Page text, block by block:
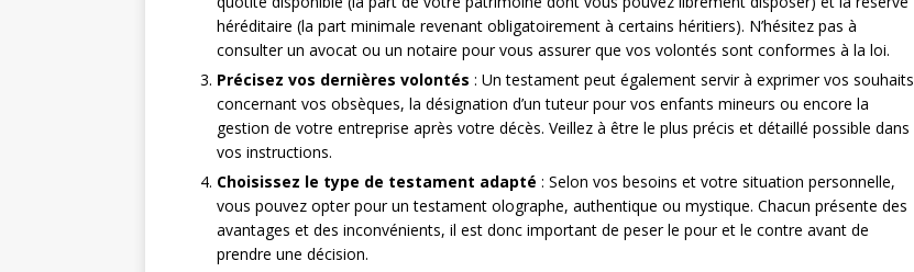
héréditaire (la part minimale revenant obligatoirement à certains héritiers). N’hésitez pas à
consulter un avocat ou un notaire pour vous assurer que vos volontés sont conformes à la loi.
Précisez vos dernières volontés : Un testament peut également servir à exprimer vos souhaits
concernant vos obsèques, la désignation d’un tuteur pour vos enfants mineurs ou encore la
gestion de votre entreprise après votre décès. Veillez à être le plus précis et détaillé possible dans
vos instructions.
Choisissez le type de testament adapté : Selon vos besoins et votre situation personnelle,
vous pouvez opter pour un testament olographe, authentique ou mystique. Chacun présente des
avantages et des inconvénients, il est donc important de peser le pour et le contre avant de
prendre une décision.